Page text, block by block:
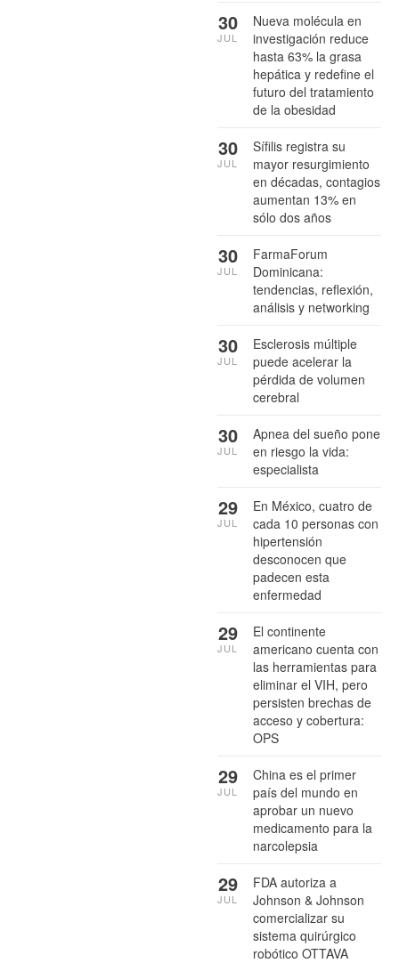
Nueva molécula en
investigación reduce
hasta 63% la grasa
hepática y redefine el
futuro del tratamiento
de la obesidad
30
JUL
Sífilis registra su
mayor resurgimiento
en décadas, contagios
aumentan 13% en
sólo dos años
30
JUL
FarmaForum
Dominicana:
tendencias, reflexión,
análisis y networking
30
JUL
Esclerosis múltiple
puede acelerar la
pérdida de volumen
cerebral
30
JUL
Apnea del sueño pone
en riesgo la vida:
especialista
30
JUL
En México, cuatro de
cada 10 personas con
hipertensión
desconocen que
padecen esta
enfermedad
29
JUL
El continente
americano cuenta con
las herramientas para
eliminar el VIH, pero
persisten brechas de
acceso y cobertura:
OPS
29
JUL
China es el primer
país del mundo en
aprobar un nuevo
medicamento para la
narcolepsia
29
JUL
FDA autoriza a
Johnson & Johnson
comercializar su
sistema quirúrgico
robótico OTTAVA
29
JUL